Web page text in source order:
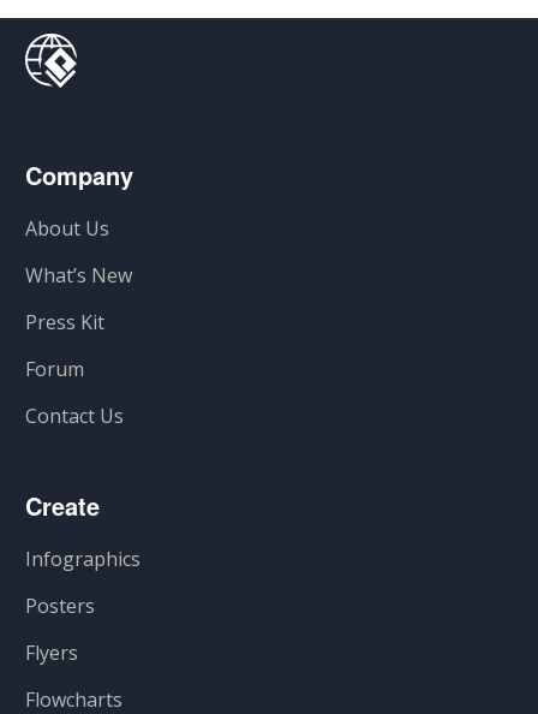
Company
About Us
What’s New
Press Kit
Forum
Contact Us
Create
Infographics
Posters
Flyers
Flowcharts